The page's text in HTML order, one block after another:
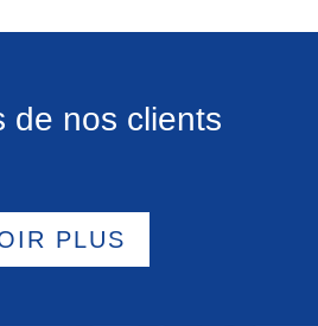
de nos clients
PLUS